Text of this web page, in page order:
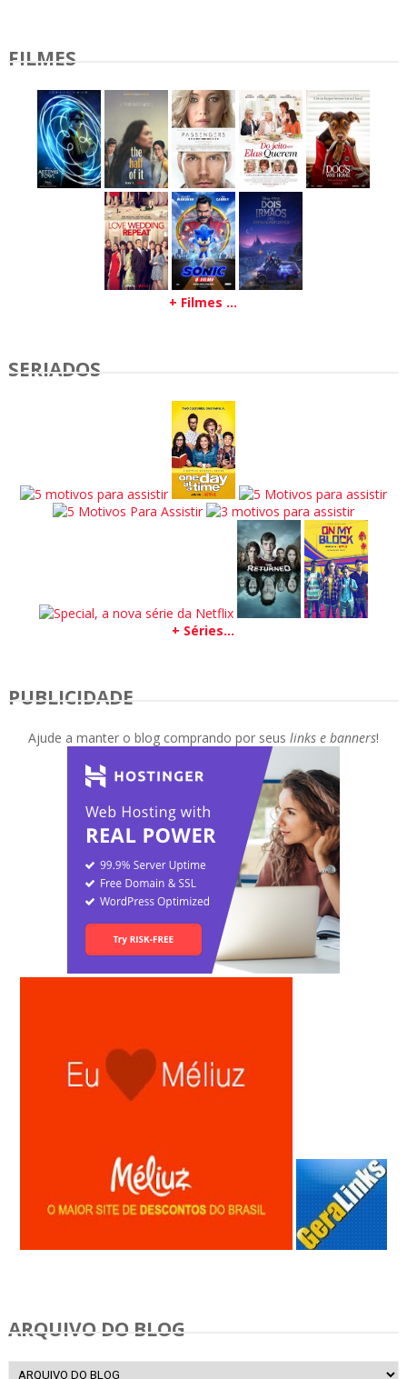
FILMES
+ Filmes ...
SERIADOS
+ Séries...
PUBLICIDADE
Ajude a manter o blog comprando por seus links e banners!
ARQUIVO DO BLOG